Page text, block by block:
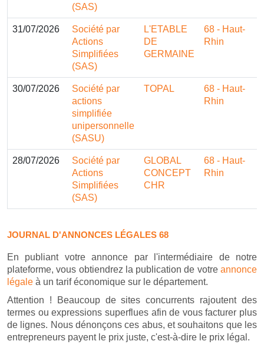
(SAS)
31/07/2026
Société par
Actions
Simplifiées
(SAS)
L'ETABLE
DE
GERMAINE
68 - Haut-
Rhin
30/07/2026
Société par
actions
simplifiée
unipersonnelle
(SASU)
TOPAL
68 - Haut-
Rhin
28/07/2026
Société par
Actions
Simplifiées
(SAS)
GLOBAL
CONCEPT
CHR
68 - Haut-
Rhin
JOURNAL D'ANNONCES LÉGALES 68
En publiant votre annonce par l'intermédiaire de notre
plateforme, vous obtiendrez la publication de votre annonce
légale à un tarif économique sur le département.
Attention ! Beaucoup de sites concurrents rajoutent des
termes ou expressions superflues afin de vous facturer plus
de lignes. Nous dénonçons ces abus, et souhaitons que les
entrepreneurs payent le prix juste, c'est-à-dire le prix légal.